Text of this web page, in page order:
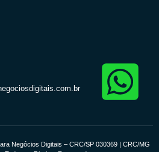
Negócios Digitais – CRC/SP 030369 | CRC/MG